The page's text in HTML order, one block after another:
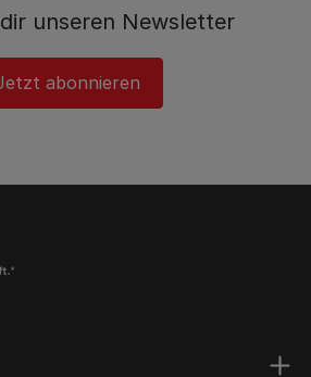
unseren Newsletter
abonnieren